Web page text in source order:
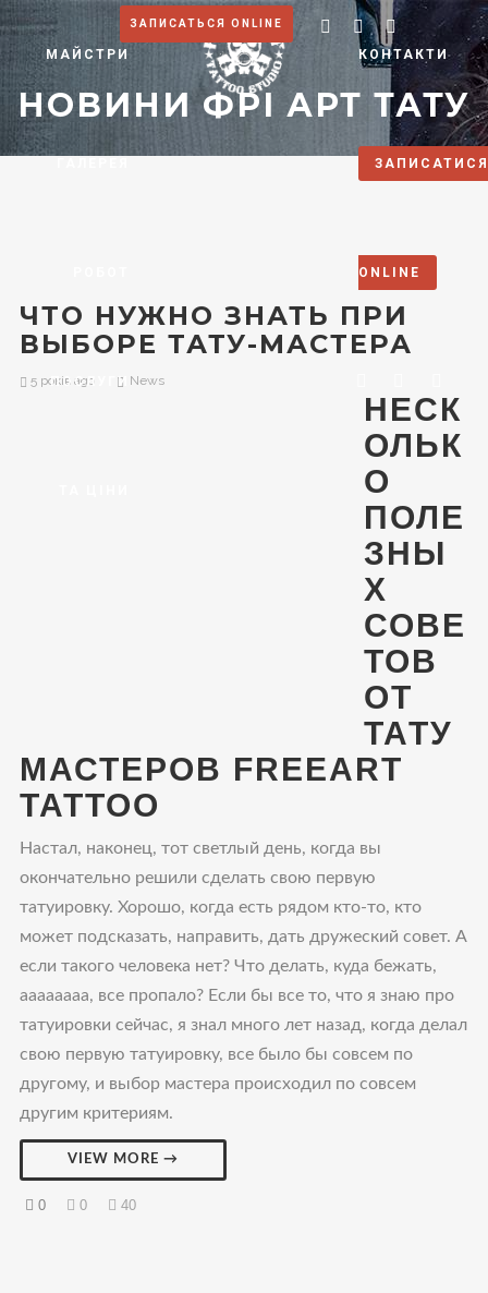
МАЙСТРИ
ПОСЛУГИ
КОНТАКТИ
ЗАПИСАТИСЯ
ONLINE
ЗАПИСАТЬСЯ ONLINE
НОВИНИ ФРІ АРТ ТАТУ
ЧТО НУЖНО ЗНАТЬ ПРИ
ВЫБОРЕ ТАТУ-МАСТЕРА
5 років ago News
НЕСК
ОЛЬК
О
ПОЛЕ
ЗНЫ
Х
СОВЕ
ТОВ
ОТ
ТАТУ
МАСТЕРОВ FREEART
TATTOO
Настал, наконец, тот светлый день, когда вы
окончательно решили сделать свою первую
татуировку. Хорошо, когда есть рядом кто-то, кто
может подсказать, направить, дать дружеский совет. А
если такого человека нет? Что делать, куда бежать,
аааааааа, все пропало? Если бы все то, что я знаю про
татуировки сейчас, я знал много лет назад, когда делал
свою первую татуировку, все было бы совсем по
другому, и выбор мастера происходил по совсем
другим критериям.
VIEW MORE →
0 0 40